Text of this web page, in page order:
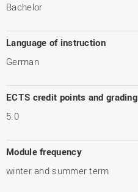
Bachelor
Language of instruction
German
ECTS credit points and grading
5.0
Module frequency
winter and summer term